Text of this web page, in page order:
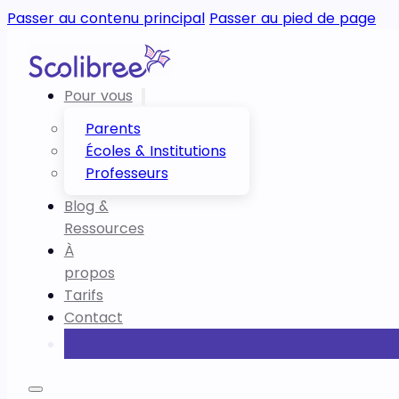
Passer au contenu principal Passer au pied de page
Pour vous
Parents
Écoles & Institutions
Professeurs
Blog &
Ressources
À
propos
Tarifs
Contact